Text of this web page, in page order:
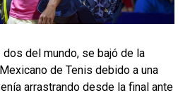
dos del mundo, se bajó de la
de Tenis debido a una
arrastrando desde la final ante